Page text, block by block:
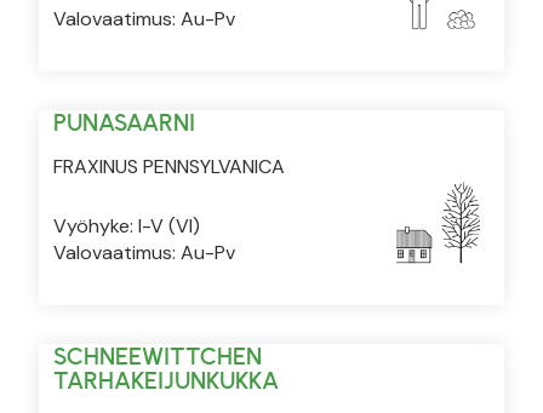
Valovaatimus: Au-Pv
PUNASAARNI
FRAXINUS PENNSYLVANICA
Vyöhyke: I-V (VI)
Valovaatimus: Au-Pv
SCHNEEWITTCHEN
TARHAKEIJUNKUKKA